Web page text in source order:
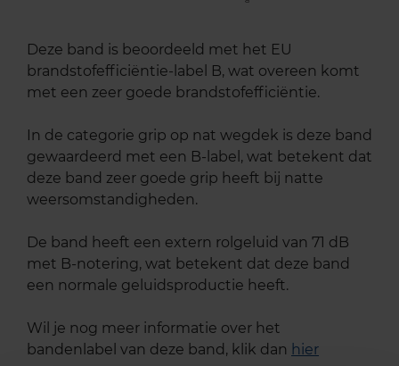
Deze band is beoordeeld met het EU
brandstofefficiëntie-label B, wat overeen komt
met een zeer goede brandstofefficiëntie.
In de categorie grip op nat wegdek is deze band
gewaardeerd met een B-label, wat betekent dat
deze band zeer goede grip heeft bij natte
weersomstandigheden.
De band heeft een extern rolgeluid van 71 dB
met B-notering, wat betekent dat deze band
een normale geluidsproductie heeft.
Wil je nog meer informatie over het
bandenlabel van deze band, klik dan hier